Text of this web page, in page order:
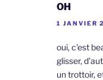
OH
1 JANVIER
oui, c’est
glisser,
un trottoir,